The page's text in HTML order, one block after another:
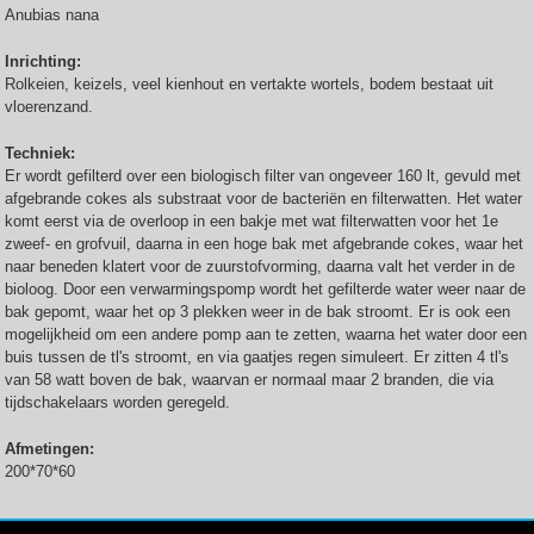
Anubias nana
Inrichting:
Rolkeien, keizels, veel kienhout en vertakte wortels, bodem bestaat uit
vloerenzand.
Techniek:
Er wordt gefilterd over een biologisch filter van ongeveer 160 lt, gevuld met
afgebrande cokes als substraat voor de bacteriën en filterwatten. Het water
komt eerst via de overloop in een bakje met wat filterwatten voor het 1e
zweef- en grofvuil, daarna in een hoge bak met afgebrande cokes, waar het
naar beneden klatert voor de zuurstofvorming, daarna valt het verder in de
bioloog. Door een verwarmingspomp wordt het gefilterde water weer naar de
bak gepomt, waar het op 3 plekken weer in de bak stroomt. Er is ook een
mogelijkheid om een andere pomp aan te zetten, waarna het water door een
buis tussen de tl's stroomt, en via gaatjes regen simuleert. Er zitten 4 tl's
van 58 watt boven de bak, waarvan er normaal maar 2 branden, die via
tijdschakelaars worden geregeld.
Afmetingen:
200*70*60